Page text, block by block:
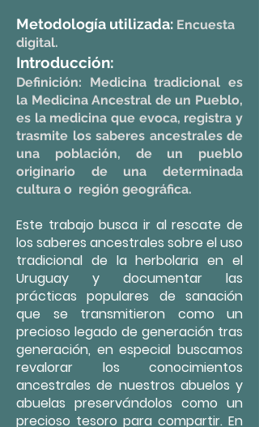
Metodología utilizada: Encuesta
digital.
Introducción:
Definición: Medicina tradicional es
la Medicina Ancestral de un Pueblo,
es la medicina que evoca, registra y
trasmite los saberes ancestrales de
una población, de un pueblo
originario de una determinada
cultura o región geográfica.
Este trabajo busca ir al rescate de
los saberes ancestrales sobre el uso
tradicional de la herbolaria en el
Uruguay y documentar las
prácticas populares de sanación
que se transmitieron como un
precioso legado de generación tras
generación, en especial buscamos
revalorar los conocimientos
ancestrales de nuestros abuelos y
abuelas preservándolos como un
precioso tesoro para compartir. En